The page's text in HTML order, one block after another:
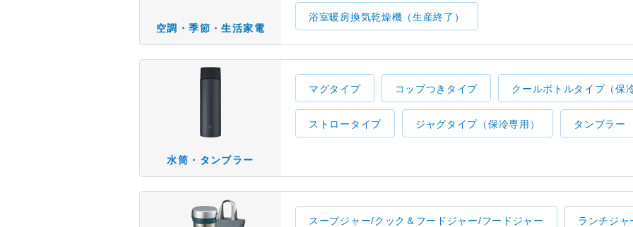
空調・季節・生活家電
浴室暖房換気乾燥機（生産終了）
水筒・タンブラー
マグタイプ コップつきタイプ クールボトルタイプ（保
ストロータイプ ジャグタイプ（保冷専用） タンブラー
スープジャー/クック＆フードジャー/フードジャー ランチジ